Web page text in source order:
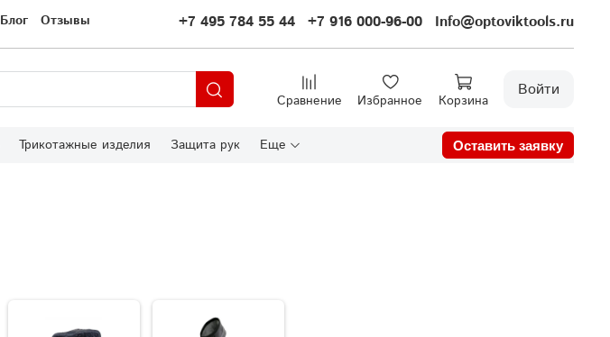
Блог Отзывы +7 495 784 55 44 +7 916 000-96-00 Info@optoviktools.ru
Сравнение Избранное Корзина
Войти
Трикотажные изделия Защита рук Еще Оставить заявку